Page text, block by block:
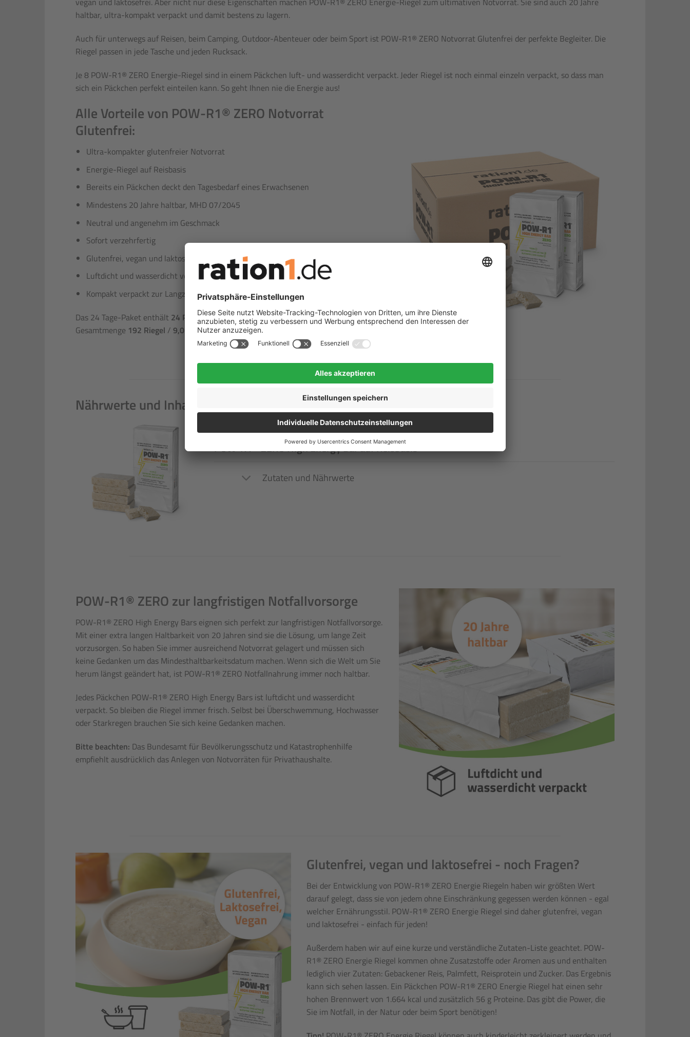
haltbar, ultra-kompakt verpackt und damit bestens zu lagern.
Auch für unterwegs auf Reisen, beim Camping, Outdoor-Abenteuer oder beim Sport ist POW-R1® ZERO Notvorrat Glutenfrei der perfekte Begleiter. Die
Riegel passen in jede Tasche und jeden Rucksack.
Je 8 POW-R1® ZERO Energie-Riegel sind in einem Päckchen luft- und wasserdicht verpackt. Jeder Riegel ist noch einmal einzeln verpackt, so dass man
sich ein Päckchen perfekt einteilen kann. So geht Ihnen nie die Energie aus!
Alle Vorteile von POW-R1® ZERO Notvorrat
Glutenfrei:
Ultra-kompakter glutenfreier Notvorrat
Energie-Riegel auf Reisbasis
Bereits ein Päckchen deckt den Tagesbedarf eines Erwachsenen
Mindestens 20 Jahre haltbar, MHD 07/2045
Neutral und angenehm im Geschmack
Sofort verzehrfertig
Glutenfrei, vegan und laktosefrei
Luftdicht und wasserdicht verpackt
Kompakt verpackt zur Langzeit-Lagerung
Das 24 Tage-Paket enthält 24 Packungenmit jeweils 8 Riegeln zu je 47 g.
Gesamtmenge 192 Riegel / 9,02 kg.
Nährwerte und Inhaltsangaben:
POW-R1® ZERO High Energy Bar auf Reisbasis
Zutaten und Nährwerte
POW-R1® ZERO zur langfristigen Notfallvorsorge
POW-R1® ZERO High Energy Bars eignen sich perfekt zur langfristigen Notfallvorsorge.
Mit einer extra langen Haltbarkeit von 20 Jahren sind sie die Lösung, um lange Zeit
vorzusorgen. So haben Sie immer ausreichend Notvorrat gelagert und müssen sich
keine Gedanken um das Mindesthaltbarkeitsdatum machen. Wenn sich die Welt um Sie
herum längst geändert hat, ist POW-R1® ZERO Notfallnahrung immer noch haltbar.
Jedes Päckchen POW-R1® ZERO High Energy Bars ist luftdicht und wasserdicht
verpackt. So bleiben die Riegel immer frisch. Selbst bei Überschwemmung, Hochwasser
oder Starkregen brauchen Sie sich keine Gedanken machen.
Bitte beachten: Das Bundesamt für Bevölkerungsschutz und Katastrophenhilfe
empfiehlt ausdrücklich das Anlegen von Notvorräten für Privathaushalte.
Glutenfrei, vegan und laktosefrei - noch Fragen?
Bei der Entwicklung von POW-R1® ZERO Energie Riegeln haben wir größten Wert
darauf gelegt, dass sie von jedem ohne Einschränkung gegessen werden können - egal
welcher Ernährungsstil. POW-R1® ZERO Energie Riegel sind daher glutenfrei, vegan
und laktosefrei - einfach für jeden!
Außerdem haben wir auf eine kurze und verständliche Zutaten-Liste geachtet. POW-
R1® ZERO Energie Riegel kommen ohne Zusatzstoffe oder Aromen aus und enthalten
lediglich vier Zutaten: Gebackener Reis, Palmfett, Reisprotein und Zucker. Das Ergebnis
kann sich sehen lassen. Ein Päckchen POW-R1® ZERO Energie Riegel hat einen sehr
hohen Brennwert von 1.664 kcal und zusätzlich 56 g Proteine. Das gibt die Power, die
Sie im Notfall, in der Natur oder beim Sport benötigen!